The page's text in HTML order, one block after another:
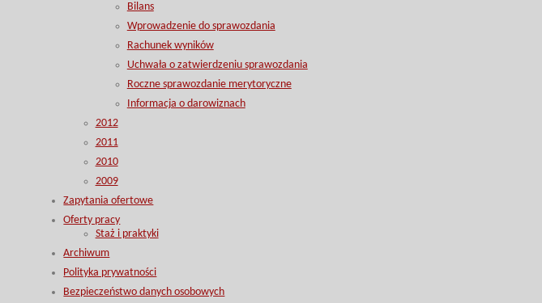
Bilans
Wprowadzenie do sprawozdania
Rachunek wyników
Uchwała o zatwierdzeniu sprawozdania
Roczne sprawozdanie merytoryczne
Informacja o darowiznach
2012
2011
2010
2009
Zapytania ofertowe
Oferty pracy
Staż i praktyki
Archiwum
Polityka prywatności
Bezpieczeństwo danych osobowych